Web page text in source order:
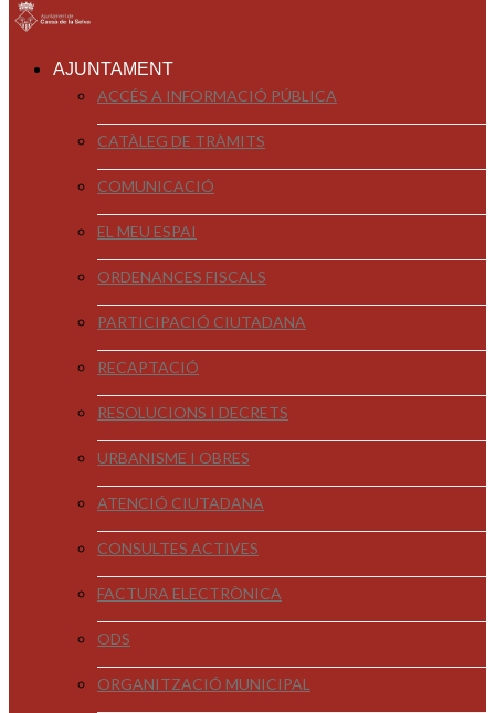
AJUNTAMENT
ACCÉS A INFORMACIÓ PÚBLICA
CATÀLEG DE TRÀMITS
COMUNICACIÓ
EL MEU ESPAI
ORDENANCES FISCALS
PARTICIPACIÓ CIUTADANA
RECAPTACIÓ
RESOLUCIONS I DECRETS
URBANISME I OBRES
ATENCIÓ CIUTADANA
CONSULTES ACTIVES
FACTURA ELECTRÒNICA
ODS
ORGANITZACIÓ MUNICIPAL